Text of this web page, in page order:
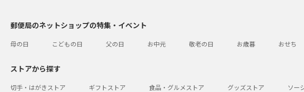
郵便局のネットショップの特集・イベント
母の日 こどもの日 父の日 お中元 敬老の日 お歳暮 おせち
ストアから探す
切手・はがきストア ギフトストア 食品・グルメストア グッズストア ソー